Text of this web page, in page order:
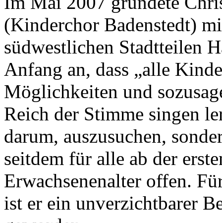
(Kinderchor Badenstedt)
südwestlichen Stadtteilen
Anfang an, dass „alle
Möglichkeiten und
Reich der Stimme singen
darum, auszusuchen,
seitdem für alle ab der
Erwachsenenalter offen.
ist er ein unverzichtbarer